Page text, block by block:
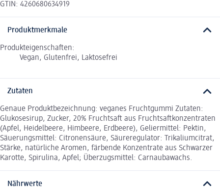
GTIN: 4260680634919
Produktmerkmale
Produkteigenschaften:
Vegan, Glutenfrei, Laktosefrei
Zutaten
Genaue Produktbezeichnung: veganes Fruchtgummi Zutaten:
Glukosesirup, Zucker, 20% Fruchtsaft aus Fruchtsaftkonzentraten
(Apfel, Heidelbeere, Himbeere, Erdbeere), Geliermittel: Pektin,
Säuerungsmittel: Citronensäure, Säureregulator: Trikaliumcitrat,
Stärke, natürliche Aromen, färbende Konzentrate aus Schwarzer
Karotte, Spirulina, Apfel; Überzugsmittel: Carnaubawachs.
Nährwerte